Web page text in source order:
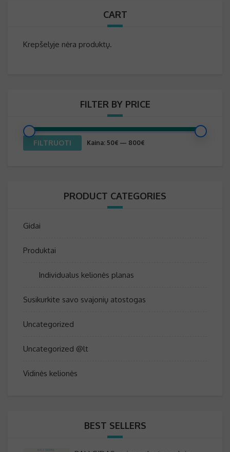
CART
Krepšelyje nėra produktų.
FILTER BY PRICE
Min
MaksFILTRUOTI Kaina: 50€ — 800€
PRODUCT CATEGORIES
Gidai
Produktai
Individualus kelionės planas
Susikurkite savo svajonių atostogas
Uncategorized
Uncategorized @lt
Vidinės kelionės
BEST SELLERS